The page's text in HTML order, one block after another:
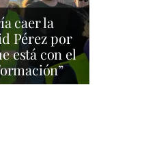
caer la
Pérez por
está con el